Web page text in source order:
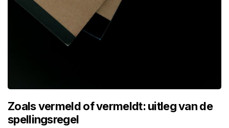
Zoals vermeld of vermeldt: uitleg van de
spellingsregel